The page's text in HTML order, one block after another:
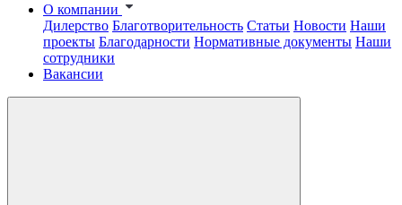
О компании
Дилерство Благотворительность Статьи Новости Наши
проекты Благодарности Нормативные документы Наши
сотрудники
Вакансии